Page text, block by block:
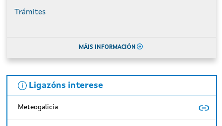
Trámites
MÁIS INFORMACIÓN
Ligazóns interese
Meteogalicia